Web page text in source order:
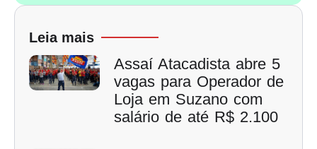
Leia mais
Assaí Atacadista abre 5
vagas para Operador de
Loja em Suzano com
salário de até R$ 2.100